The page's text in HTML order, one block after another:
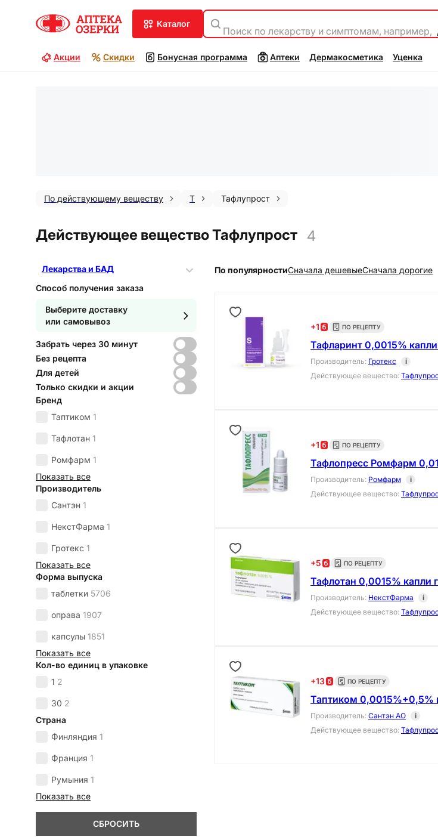
каталог
Поиск по лекарству и симптомам, например,
Акции Скидки Бонусная программа Аптеки Дермакосметика Уценка
По действующему веществу Т Тафлупрост
Действующее вещество Тафлупрост 4
Лекарства и БАД
Способ получения заказа
Выберите доставку
или самовывоз
Забрать через 30 минут
Без рецепта
Для детей
Только скидки и акции
Бренд
Таптиком 1
Тафлотан 1
Ромфарм 1
Показать все
Производитель
Сантэн 1
НекстФарма 1
Гротекс 1
Показать все
Форма выпуска
таблетки 5706
оправа 1907
капсулы 1851
Показать все
Кол-во единиц в упаковке
1 2
30 2
Страна
Финляндия 1
Франция 1
Румыния 1
Показать все
СБРОСИТЬ
По популярностиCначала дешевыеCначала дорогие
+1 ПО РЕЦЕПТУ
Тафларинт 0,0015%
Производитель: Гротекс
i
Действующее вещество:
+1 ПО РЕЦЕПТУ
Тафлопресс Ромфарм
Производитель: Ромфарм
i
Действующее вещество:
+5 ПО РЕЦЕПТУ
Тафлотан 0,0015% капли
Производитель: НекстФарма
i
Действующее вещество:
+13 ПО РЕЦЕПТУ
Таптиком 0,0015%+0,5%
Производитель: Сантэн АО
i
Действующее вещество: